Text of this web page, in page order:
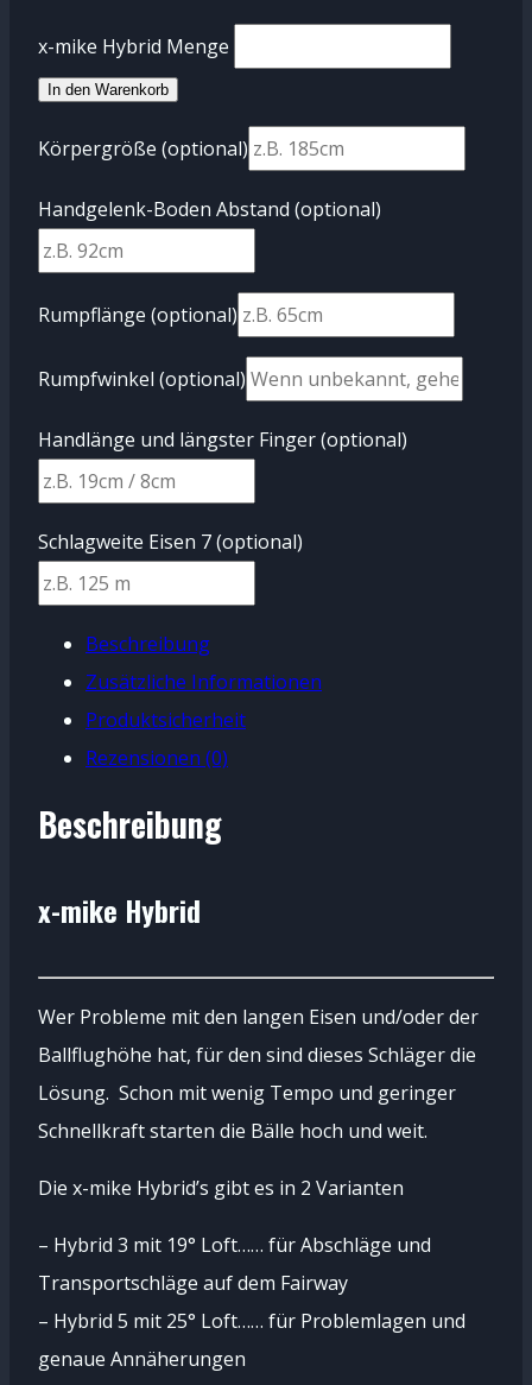
x-mike Hybrid Menge
In den Warenkorb
Körpergröße (optional)
Handgelenk-Boden Abstand (optional)
Rumpflänge (optional)
Rumpfwinkel (optional)
Handlänge und längster Finger(optional)
Schlagweite Eisen 7(optional)
Beschreibung
Zusätzliche Informationen
Produktsicherheit
Rezensionen (0)
Beschreibung
x-mike Hybrid
Wer Probleme mit den langen Eisen und/oder der
Ballflughöhe hat, für den sind dieses Schläger die
Lösung. Schon mit wenig Tempo und geringer
Schnellkraft starten die Bälle hoch und weit.
Die x-mike Hybrid’s gibt es in 2 Varianten
– Hybrid 3 mit 19° Loft…… für Abschläge und
Transportschläge auf dem Fairway
– Hybrid 5 mit 25° Loft…… für Problemlagen und
genaue Annäherungen